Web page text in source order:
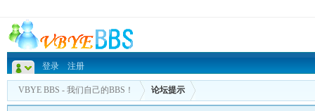
登录 注册
VBYE BBS - 我们自己的BBS！ 论坛提示